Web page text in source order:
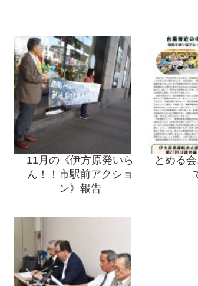
11月の《伊方原発いら
ん！！市駅前アクショ
ン》報告
とめる